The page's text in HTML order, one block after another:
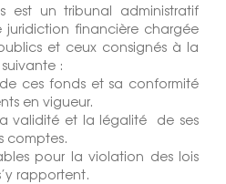
est un tribunal administratif
financière chargée
et ceux consignés à la
:
ces fonds et sa conformité
en vigueur.
validité et la légalité de ses
comptes.
pour la violation des lois
rapportent.